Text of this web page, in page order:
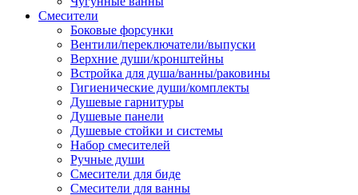
Смесители
Боковые форсунки
Вентили/переключатели/выпуски
Верхние души/кронштейны
Встройка для душа/ванны/раковины
Гигиенические души/комплекты
Душевые гарнитуры
Душевые панели
Душевые стойки и системы
Набор смесителей
Ручные души
Смесители для биде
Смесители для ванны